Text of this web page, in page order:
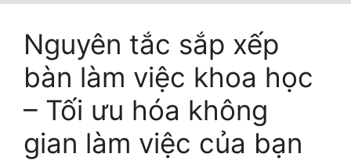
Nguyên tắc sắp xếp
bàn làm việc khoa học
– Tối ưu hóa không
gian làm việc của bạn